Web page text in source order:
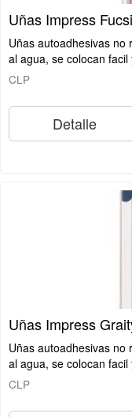
Uñas Impress
Uñas autoadhesivas
al agua, se colocan
CLP
Detalle
Uñas Impress
Uñas autoadhesivas
al agua, se colocan
CLP